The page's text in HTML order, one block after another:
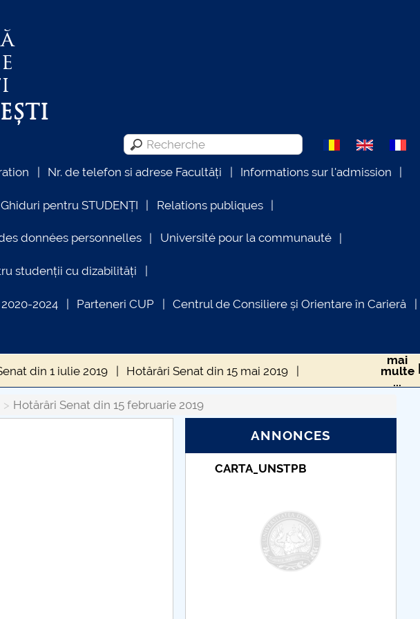
Nr. de telefon si adrese Facultăți Informations sur l'admission
Ghiduri pentru STUDENȚI Relations publiques
données personnelles Université pour la communauté
studenții cu dizabilități
2024 Parteneri CUP Centrul de Consiliere și Orientare în Carieră
din 1 iulie 2019 Hotărâri Senat din 15 mai 2019
septembrie 2019 Hotărâri Senat din 16 decembrie 2019
Hotărâri Senat din 12 februarie 2019
Hotărâri Senat din 15 aprilie 2019
mai
multe
...
Hotărâri Senat din 15 februarie 2019
ANNONCES
Taxe de școlarizare